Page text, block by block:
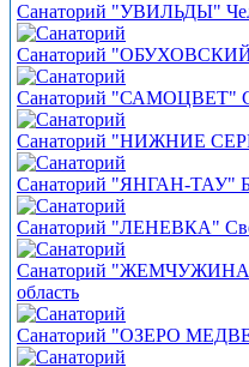
Санаторий "УВИЛЬДЫ"
Санаторий "ОБУХОВСКИЙ"
Санаторий "САМОЦВЕТ"
Санаторий "НИЖНИЕ
Санаторий "ЯНГАН-ТАУ"
Санаторий "ЛЕНЕВКА"
Санаторий "ЖЕМЧУЖИНА
область
Санаторий "ОЗЕРО